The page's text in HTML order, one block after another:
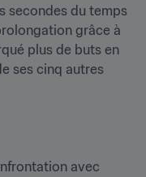
secondes du temps
grâce à
plus de buts en
ses cinq autres
avec